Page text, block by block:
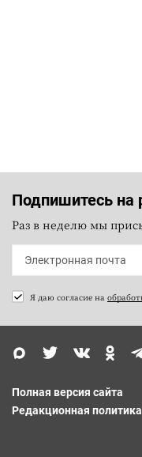
Подпишитесь на
Раз в неделю мы
Я даю согласие на
Полная версия сайта
Редакционная политика